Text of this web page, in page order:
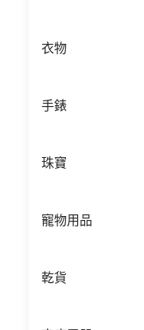
衣物
手錶
珠寶
寵物用品
乾貨